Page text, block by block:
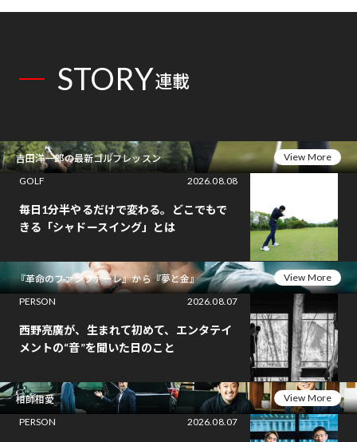
STORY連載
吉田洋一郎の最新ゴルフレッスン
View More
GOLF
2026.08.08
毎日1分半やるだけで変わる。どこでもで
きる「シャドースイング」とは
『革命のファンファーレ』から『夢と金』
View More
PERSON
2026.08.07
西野亮廣が、生まれて初めて、エンタテイ
メントの“音”を聞いた日のこと
相師相愛
View More
PERSON
2026.08.07